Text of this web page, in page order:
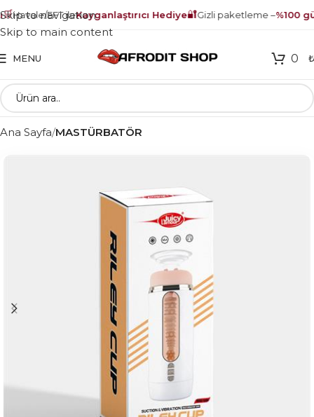
Havale/EFT ileKayganlaştırıcı Hediye🔐Gizli paketleme –%100
Skip to navigation
Skip to main content
MENU 0 ₺
Ana Sayfa MASTÜRBATÖR